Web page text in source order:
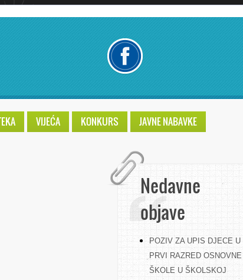
VIJEĆA KONKURS JAVNE NABAVKE
Nedavne
objave
POZIV ZA UPIS DJECE U
PRVI RAZRED OSNOVNE
ŠKOLE U ŠKOLSKOJ